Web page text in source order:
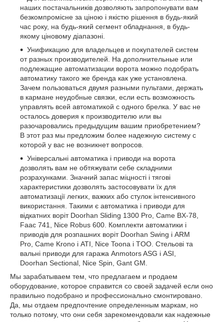
наших постачальників дозволяють запропонувати вам
безкомпромісне за ціною і якістю рішення в будь-який
час року, на будь-який сегмент обладнання, в будь-
якому ціновому діапазоні.
Унификацию для владельцев и покупателей систем
от разных производителей. На дополнительные или
подлежащие автоматизации ворота можно подобрать
автоматику такого же бренда как уже установлена.
Зачем пользоваться двумя разными пультами, держать
в кармане неудобные связки, если есть возможность
управлять всей автоматикой с одного брелка. У вас не
осталось доверия к производителю или вы
разочаровались предыдущим вашим приобретением?
В этот раз мы предложим более надежную систему с
которой у вас не возникнет вопросов.
Універсальні автоматика і приводи на ворота
дозволять вам не обтяжувати себе складними
розрахунками. Значний запас міцності і тягові
характеристики дозволять застосовувати їх для
автоматизації легких, важких або стулок інтенсивного
використання. Такими є автоматика і приводи для
відкатних воріт Doorhan Sliding 1300 Pro, Came BX-78,
Faac 741, Nice Robus 600. Комплекти автоматики і
приводів для розпашних воріт Doorhan Swing і ARM
Pro, Came Krono і ATI, Nice Toona і TOO. Стельові та
вальні приводи для гаража Anmotors ASG і ASI,
Doorhan Sectional, Nice Spin, Gant GM.
Мы зарабатываем тем, что предлагаем и продаем
оборудование, которое справится со своей задачей если оно
правильно подобрано и профессионально смонтировано.
Да, мы отдаем предпочтение определенным маркам, но
только потому, что они себя зарекомендовали как надежные